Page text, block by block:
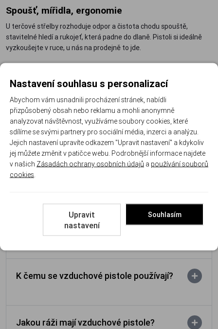
Spoušť, mířidla, ergonomie
U terčové střelby rozhoduje odpor a čistota chodu spouště,
stavitelné hledí a rukojeť, která padne do dlaně. Pistoli si ideálně
vyzkoušejte v ruce, u nás na prodejně to jde.
Náhradní díly pro vzduchovky– těsnění a drobné komponenty
pro dlouhou službu.
Střelecké brýle– ochrana očí patří i ke vzduchovkové střelbě.
Čištění zbraní– čistá hlaveň drží přesnost i u diabolek.
Výkonnější dlouhé vzduchovky najdete mezivětrovkami , ostatní
systémy v přehledu vzduchovky. A pokud hledáte palné pistole na
náboje, zamiřte do kategoriepistole.
Jaký je rozdíl mezi vzduchovkovou a
palnou pistolí?
K čemu se vzduchové pistole používají?
Jakou ráži mají vzduchové pistole?
Nastavení souhlasu s personalizací
Abychom vám usnadnili procházení stránek, nabídli
přizpůsobený obsah nebo reklamu a mohli anonymně
analyzovat návštěvnost, využíváme soubory cookies, které
sdílíme se svými partnery pro sociální média, inzerci a analýzu.
Jejich nastavení upravíte odkazem "Upravit nastavení" a kdykoliv
jej můžete změnit v patičce webu. Podrobnější informace najdete
v našich Zásadách ochrany osobních údajů a používání souborů
cookies
Upravit
nastavení
Souhlasím